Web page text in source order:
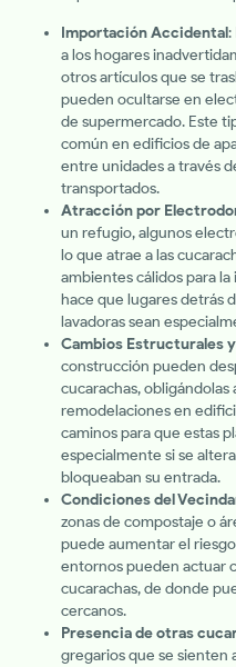
Importación Accidental:
a los hogares
otros artículos que se
pueden ocultarse en
de supermercado. Este
común en edificios de
entre unidades a través
transportados.
Atracción por
un refugio, algunos
lo que atrae a las
ambientes cálidos para
hace que lugares detrás
lavadoras sean
Cambios Estructurales
construcción pueden
cucarachas, obligándolas
remodelaciones en
caminos para que estas
especialmente si se
bloqueaban su entrada.
Condiciones del
zonas de compostaje o
puede aumentar el
entornos pueden actuar
cucarachas, de donde
cercanos.
Presencia de otras
gregarios que se sienten